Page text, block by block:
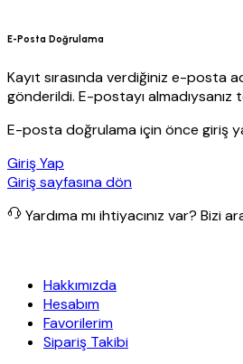
E-Posta Doğrulama
Kayıt sırasında verdiğiniz e-posta
gönderildi. E-postayı
E-posta doğrulama için önce giriş
Giriş Yap
Giriş sayfasına dön
Yardıma mı ihtiyacınız var? Bizi
Hakkımızda
Hesabım
Favorilerim
Sipariş Takibi